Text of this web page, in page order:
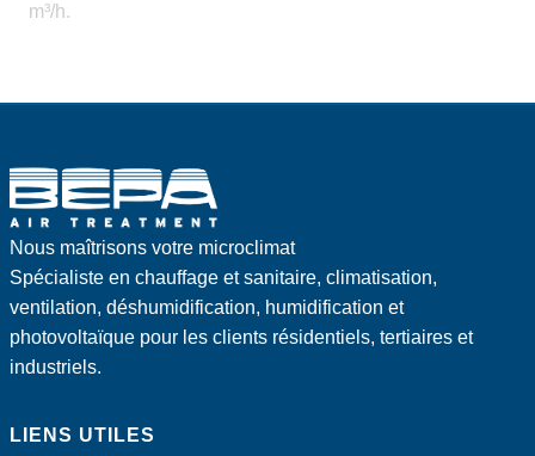
m³/h.
Nous maîtrisons votre microclimat
Spécialiste en chauffage et sanitaire, climatisation,
ventilation, déshumidification, humidification et
photovoltaïque pour les clients résidentiels, tertiaires et
industriels.
LIENS UTILES